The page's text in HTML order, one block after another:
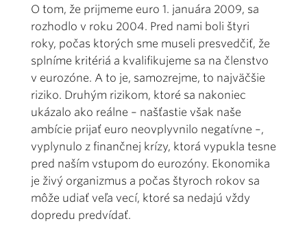
O tom, že prijmeme euro 1. januára 2009, sa
rozhodlo v roku 2004. Pred nami boli štyri
roky, počas ktorých sme museli presvedčiť, že
splníme kritériá a kvalifikujeme sa na členstvo
v eurozóne. A to je, samozrejme, to najväčšie
riziko. Druhým rizikom, ktoré sa nakoniec
ukázalo ako reálne – našťastie však naše
ambície prijať euro neovplyvnilo negatívne –,
vyplynulo z finančnej krízy, ktorá vypukla tesne
pred naším vstupom do eurozóny. Ekonomika
je živý organizmus a počas štyroch rokov sa
môže udiať veľa vecí, ktoré sa nedajú vždy
dopredu predvídať.